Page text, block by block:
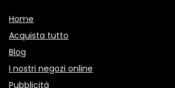
Home
Acquista tutto
Blog
I nostri negozi online
Pubblicità